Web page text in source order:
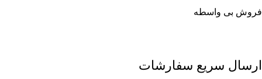
فروش بی واسطه
ارسال سریع سفارشات